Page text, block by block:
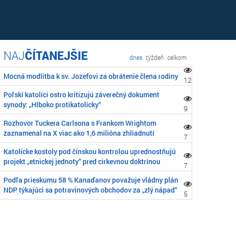
ČÍTANEJŠIE dnes týždeň celkom
Mocná modlitba k sv. Jozefovi za obrátenie člena rodiny
12
Poľskí katolíci ostro kritizujú záverečný dokument
synody: „Hlboko protikatolícky“
9
Rozhovor Tuckera Carlsona s Frankom Wrightom
zaznamenal na X viac ako 1,6 milióna zhliadnutí
7
Katolícke kostoly pod čínskou kontrolou uprednostňujú
projekt „etnickej jednoty“ pred cirkevnou doktrínou
7
Podľa prieskumu 58 % Kanaďanov považuje vládny plán
NDP týkajúci sa potravinových obchodov za „zlý nápad“
5